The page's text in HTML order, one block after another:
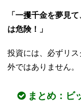
「一攫千金を夢見
は危険！」
投資には、必ずリ
外ではありません。
まとめ：ビ